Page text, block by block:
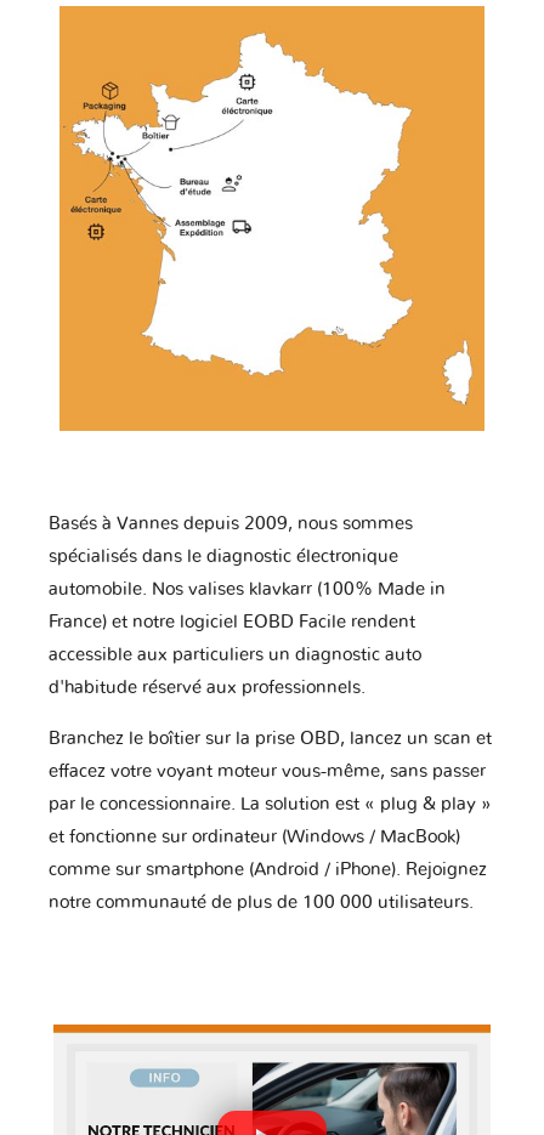
Basés à Vannes depuis 2009, nous sommes
spécialisés dans le diagnostic électronique
automobile. Nos valises klavkarr (100% Made in
France) et notre logiciel EOBD Facile rendent
accessible aux particuliers un diagnostic auto
d'habitude réservé aux professionnels.
Branchez le boîtier sur la prise OBD, lancez un scan et
effacez votre voyant moteur vous-même, sans passer
par le concessionnaire. La solution est « plug & play »
et fonctionne sur ordinateur (Windows / MacBook)
comme sur smartphone (Android / iPhone). Rejoignez
notre communauté de plus de 100 000 utilisateurs.